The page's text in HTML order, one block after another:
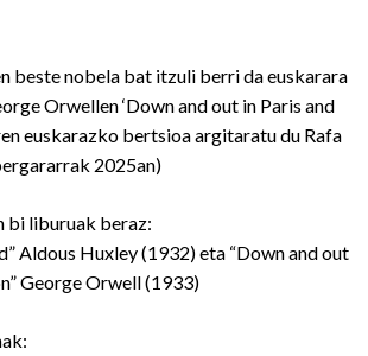
beste nobela bat itzuli berri da euskarara
Orwellen ‘Down and out in Paris and
euskarazko bertsioa argitaratu du Rafa
2025an)
bi liburuak beraz:
Aldous Huxley (1932) eta “Down and out
George Orwell (1933)